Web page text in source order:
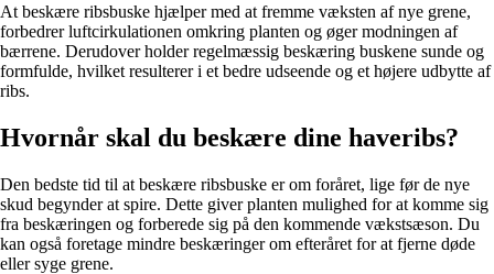
At beskære ribsbuske hjælper med at fremme væksten af nye grene,
forbedrer luftcirkulationen omkring planten og øger modningen af
bærrene. Derudover holder regelmæssig beskæring buskene sunde og
formfulde, hvilket resulterer i et bedre udseende og et højere udbytte af
ribs.
Hvornår skal du beskære dine haveribs?
Den bedste tid til at beskære ribsbuske er om foråret, lige før de nye
skud begynder at spire. Dette giver planten mulighed for at komme sig
fra beskæringen og forberede sig på den kommende vækstsæson. Du
kan også foretage mindre beskæringer om efteråret for at fjerne døde
eller syge grene.